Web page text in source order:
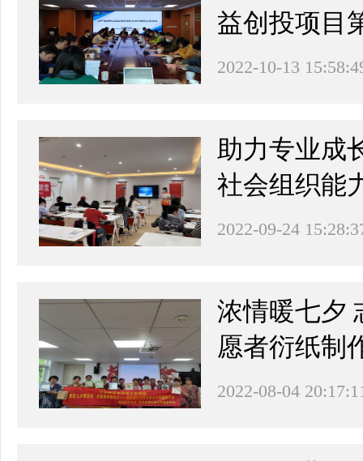
益创投项目
2022-10-13
助力专业成
社会组织能
2022-09-24
浓情暖七夕
愿者衍纸制
2022-08-04